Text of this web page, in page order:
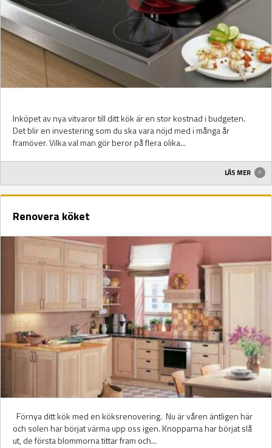
Inköpet av nya vitvaror till ditt kök är en stor kostnad i budgeten.
Det blir en investering som du ska vara nöjd med i många år
framöver. Vilka val man gör beror på flera olika...
LÄS MER
Renovera köket
Förnya ditt kök med en köksrenovering. Nu är våren äntligen här
och solen har börjat värma upp oss igen. Knopparna har börjat slå
ut, de första blommorna tittar fram och...